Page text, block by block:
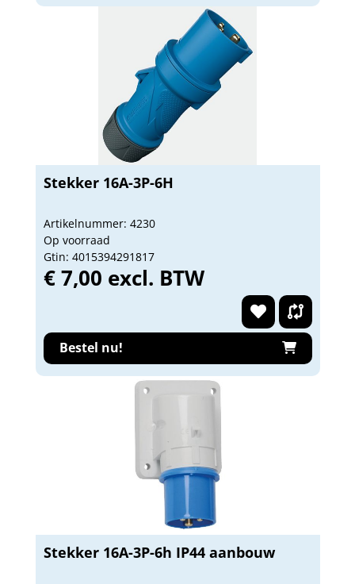
Stekker 16A-3P-6H
Artikelnummer: 4230
Op voorraad
Gtin: 4015394291817
€ 7,00 excl. BTW
Bestel nu!
Stekker 16A-3P-6h IP44 aanbouw